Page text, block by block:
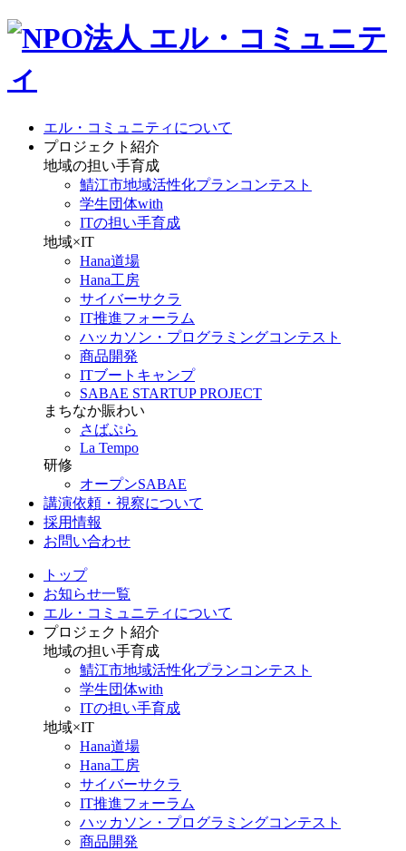
エル・コミュニティについて
プロジェクト紹介
地域の担い手育成
鯖江市地域活性化プランコンテスト
学生団体with
ITの担い手育成
地域×IT
Hana道場
Hana工房
サイバーサクラ
IT推進フォーラム
ハッカソン・プログラミングコンテスト
商品開発
ITブートキャンプ
SABAE STARTUP PROJECT
まちなか賑わい
さばぷら
La Tempo
研修
オープンSABAE
講演依頼・視察について
採用情報
お問い合わせ
トップ
お知らせ一覧
エル・コミュニティについて
プロジェクト紹介
地域の担い手育成
鯖江市地域活性化プランコンテスト
学生団体with
ITの担い手育成
地域×IT
Hana道場
Hana工房
サイバーサクラ
IT推進フォーラム
ハッカソン・プログラミングコンテスト
商品開発